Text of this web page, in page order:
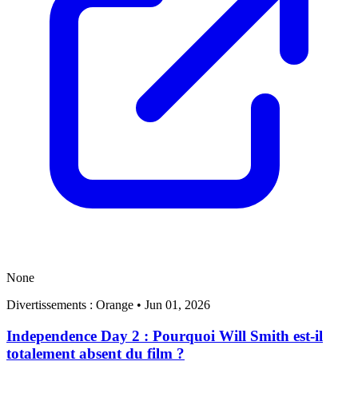
None
Divertissements : Orange • Jun 01, 2026
Independence Day 2 : Pourquoi Will Smith est-il
totalement absent du film ?